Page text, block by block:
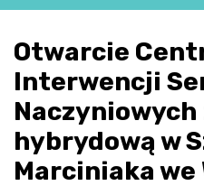
Otwarcie
Interwencji
Naczyniowych
hybrydową w
Marciniaka we